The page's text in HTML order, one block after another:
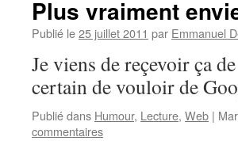
Plus vraiment
Publié le25 juillet 2011 par Emmanuel
Je viens de reçevoir ça
certain de vouloir de
Publié dans Humour, Lecture, Web |
commentaires